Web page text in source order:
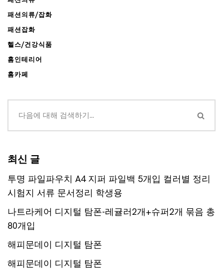
패션의류/잡화
패션잡화
헬스/건강식품
홈인테리어
홈카페
최신 글
투명 파일파우치 A4 지퍼 파일백 5개입 컬러별 정리
시험지 서류 문서정리 학생용
나트라케어 디지털 탐폰-레귤러2개+슈퍼2개 묶음 총
80개입
해피문데이 디지털 탐폰
해피문데이 디지털 탐폰